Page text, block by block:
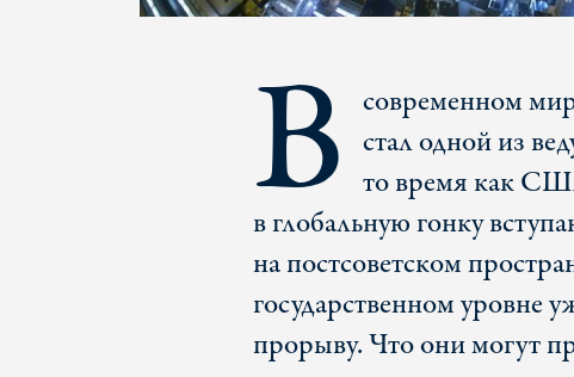
В современном
стал одной из
то время как
в глобальную гонку
на постсоветском
государственном уровне
прорыву. Что они могут